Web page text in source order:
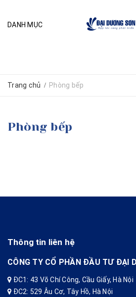
DANH MỤC
Trang chủ / Phòng bếp
Phòng bếp
Thông tin liên hệ
CÔNG TY CỔ PHẦN ĐẦU TƯ ĐẠI
ĐC1: 43 Võ Chí Công, Cầu Giấy, Hà Nội
ĐC2: 529 Âu Cơ, Tây Hồ, Hà Nội